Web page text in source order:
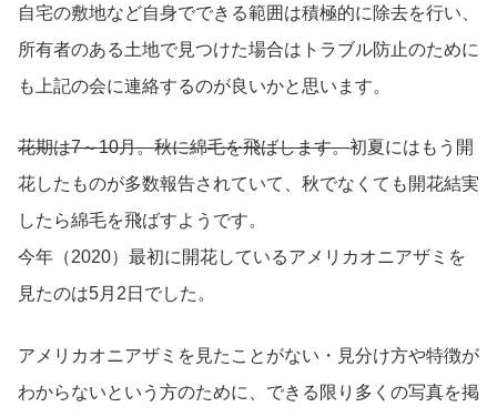
自宅の敷地など自身でできる範囲は積極的に除去を行い、
所有者のある土地で見つけた場合はトラブル防止のために
も上記の会に連絡するのが良いかと思います。
花期は7～10月。秋に綿毛を飛ばします。初夏にはもう開
花したものが多数報告されていて、秋でなくても開花結実
したら綿毛を飛ばすようです。
今年（2020）最初に開花しているアメリカオニアザミを
見たのは5月2日でした。
アメリカオニアザミを見たことがない・見分け方や特徴が
わからないという方のために、できる限り多くの写真を掲